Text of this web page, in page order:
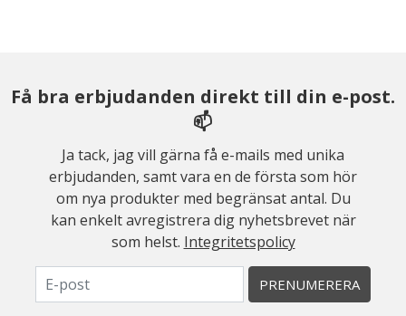
Få bra erbjudanden direkt till din e-post.
📫
Ja tack, jag vill gärna få e-mails med unika
erbjudanden, samt vara en de första som hör
om nya produkter med begränsat antal. Du
kan enkelt avregistrera dig nyhetsbrevet när
som helst. Integritetspolicy
PRENUMERERA